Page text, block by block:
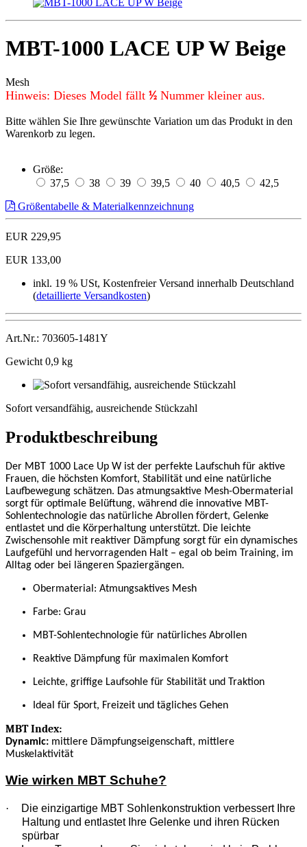
MBT-1000 LACE UP W Beige
Mesh
Hinweis: Dieses Model fällt ½ Nummer kleiner aus.
Bitte wählen Sie Ihre gewünschte Variation um das Produkt in den
Warenkorb zu legen.
Größe:
37,5
38 39 39,5 40 40,5
42,5
Größentabelle & Materialkennzeichnung
EUR 229,95
EUR 133,00
inkl. 19 % USt, Kostenfreier Versand innerhalb Deutschland
(detaillierte Versandkosten)
Art.Nr.: 703605-1481Y
Gewicht 0,9 kg
Sofort versandfähig, ausreichende Stückzahl
Produktbeschreibung
Der MBT 1000 Lace Up W ist der perfekte Laufschuh für aktive
Frauen, die höchsten Komfort, Stabilität und eine natürliche
Laufbewegung schätzen. Das atmungsaktive Mesh-Obermaterial
sorgt für optimale Belüftung, während die innovative MBT-
Sohlentechnologie das natürliche Abrollen fördert, Gelenke
entlastet und die Körperhaltung unterstützt. Die leichte
Zwischensohle mit reaktiver Dämpfung sorgt für ein dynamisches
Laufgefühl und hervorragenden Halt – egal ob beim Training, im
Alltag oder bei längeren Spaziergängen.
Obermaterial: Atmungsaktives Mesh
Farbe: Grau
MBT-Sohlentechnologie für natürliches Abrollen
Reaktive Dämpfung für maximalen Komfort
Leichte, griffige Laufsohle für Stabilität und Traktion
Ideal für Sport, Freizeit und tägliches Gehen
MBT Index:
Dynamic: mittlere Dämpfungseigenschaft, mittlere
Muskelaktivität
Wie wirken MBT Schuhe?
·
Die einzigartige MBT Sohlenkonstruktion verbessert Ihre
Haltung und entlastet Ihre Gelenke und ihren Rücken
spürbar